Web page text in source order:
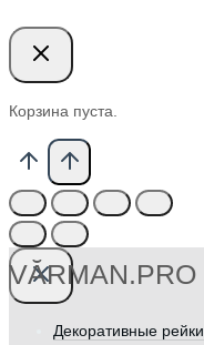
Корзина пуста.
VӐRMAN.PRO
Декоративные рейки